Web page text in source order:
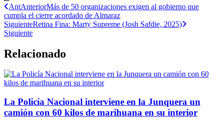
AntAnteriorMás de 50 organizaciones exigen al gobierno que
cumpla el cierre acordado de Almaraz
SiguienteRetina Fina: Marty Supreme (Josh Safdie, 2025)
Siguiente
Relacionado
La Policía Nacional interviene en la Junquera un
camión con 60 kilos de marihuana en su interior